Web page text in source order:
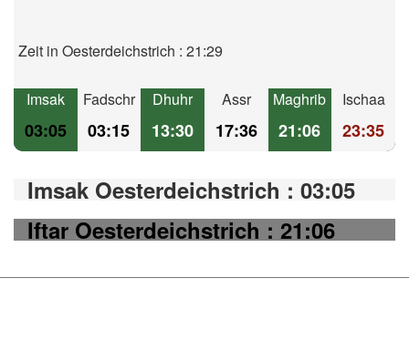
Zeit in Oesterdeichstrich : 21:29
Imsak
03:05
Fadschr
03:15
Dhuhr
13:30
Assr
17:36
Maghrib
21:06
Ischaa
23:35
Imsak Oesterdeichstrich : 03:05
Iftar Oesterdeichstrich : 21:06